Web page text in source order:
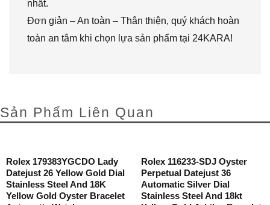
nhất.
Đơn giản – An toàn – Thân thiện, quý khách hoàn
toàn an tâm khi chọn lựa sản phẩm tại 24KARA!
Sản Phẩm Liên Quan
Rolex 179383YGCDO Lady
Datejust 26 Yellow Gold Dial
Stainless Steel And 18K
Yellow Gold Oyster Bracelet
Rolex 116233-SDJ Oyster
Perpetual Datejust 36
Automatic Silver Dial
Stainless Steel And 18kt